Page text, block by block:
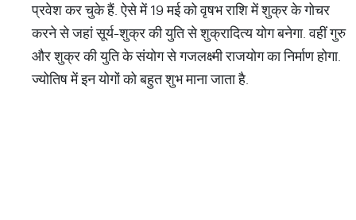
प्रवेश कर चुके हैं. ऐसे में 19 मई को वृषभ राशि में शुक्र के गोचर
करने से जहां सूर्य-शुक्र की युति से शुक्रादित्य योग बनेगा. वहीं गुरु
और शुक्र की युति के संयोग से गजलक्ष्मी राजयोग का निर्माण होगा.
ज्योतिष में इन योगों को बहुत शुभ माना जाता है.